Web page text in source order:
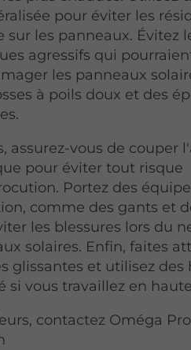
pour éviter les
sur les panneaux. Évitez
agressifs qui
les panneaux
à poils doux et des
assurez-vous de couper
pour éviter tout risque
Portez des
comme des gants et
les blessures lors du
solaires. Enfin, faites
glissantes et utilisez des
si vous travaillez en
contactez Oméga